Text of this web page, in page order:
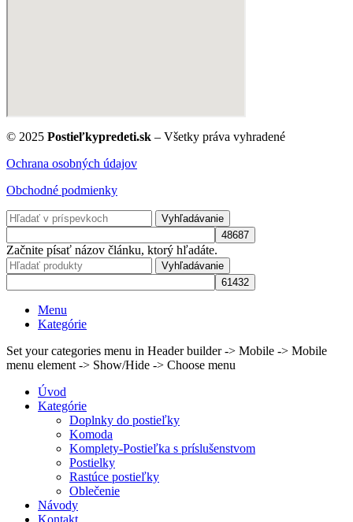
© 2025 Postieľkypredeti.sk – Všetky práva vyhradené
Ochrana osobných údajov
Obchodné podmienky
Vyhľadávanie
Začnite písať názov článku, ktorý hľadáte.
Vyhľadávanie
Menu
Kategórie
Set your categories menu in Header builder -> Mobile -> Mobile
menu element -> Show/Hide -> Choose menu
Úvod
Kategórie
Doplnky do postieľky
Komoda
Komplety-Postieľka s príslušenstvom
Postielky
Rastúce postieľky
Oblečenie
Návody